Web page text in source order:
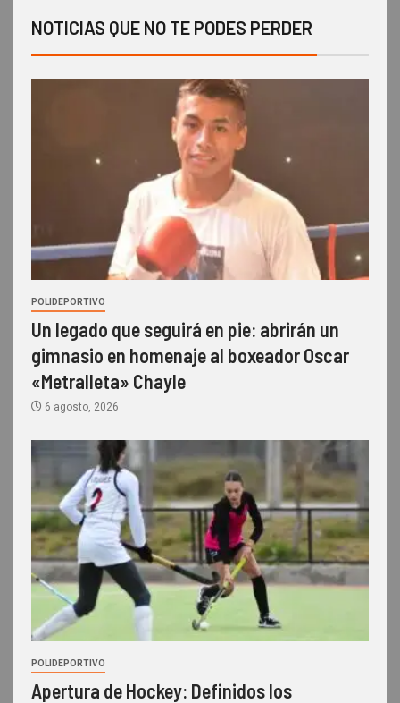
NOTICIAS QUE NO TE PODES PERDER
POLIDEPORTIVO
Un legado que seguirá en pie: abrirán un
gimnasio en homenaje al boxeador Oscar
«Metralleta» Chayle
6 agosto, 2026
POLIDEPORTIVO
Apertura de Hockey: Definidos los